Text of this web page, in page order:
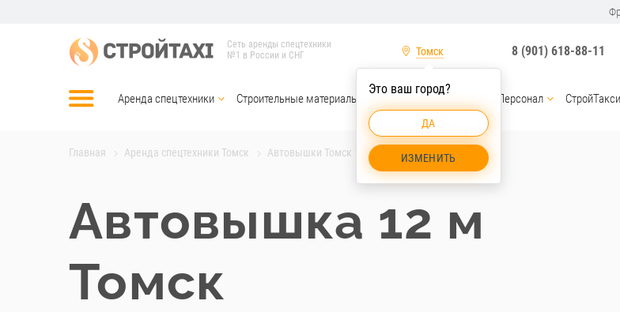
Сеть аренды спецтехники
№1 в России и СНГ
Томск
Это ваш город?
ДА
ИЗМЕНИТЬ
8 (901) 618-88-11
Аренда спецтехники Строительные материалы Услуги спецтехники Персонал СтройТакси
Главная Аренда спецтехники Томск Автовышки Томск Автовышка 12 м Томск
Автовышка 12 м
Томск